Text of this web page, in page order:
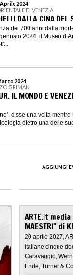
2024
DI VENEZIA
DALLA CINA DEL
dei 700 anni dalla
2024, il Museo
2024
GRIMANI
IL MONDO E
disse una volta mentre
dietro una delle
AGGIUNGI
ARTE.it
MAESTRI" di
20 aprile 2027,
italiane cinque
Caravaggio,
Ende, Turner &